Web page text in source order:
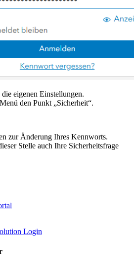
eigenen Einstellungen.
den Punkt „Sicherheit“.
zur Änderung Ihres Kennworts.
Stelle auch Ihre Sicherheitsfrage
Login